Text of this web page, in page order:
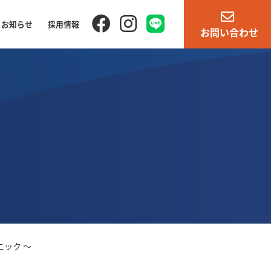
お知らせ 採用情報
お問い合わせ
ック 〜